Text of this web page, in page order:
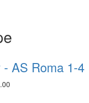
AS Roma 1-4